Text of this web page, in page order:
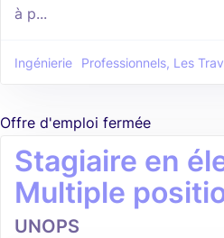
à p...
Ingénierie Professionnels, Les
Offre d'emploi fermée
Stagiaire en
Multiple
UNOPS